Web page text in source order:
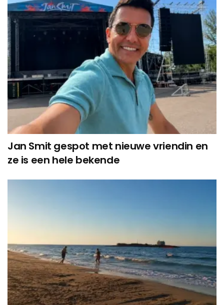
Jan Smit gespot met nieuwe vriendin en
ze is een hele bekende